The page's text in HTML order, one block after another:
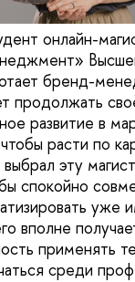
онлайн-
бренд-
продолжать
развитие в
расти по
эту
спокойно
уже
вполне
применять
среди